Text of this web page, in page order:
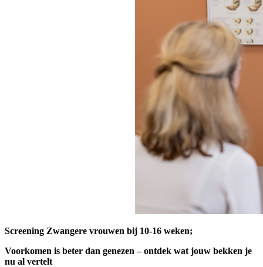
Screening Zwangere vrouwen bij 10-16 weken;
Voorkomen is beter dan genezen – ontdek wat jouw bekken je
nu al vertelt